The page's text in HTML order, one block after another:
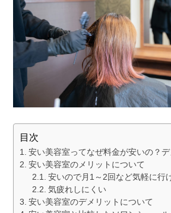
目次
安い美容室ってなぜ料金が安いの？
安い美容室のメリットについて
安いので月1～2回など気軽に行
気疲れしにくい
安い美容室のデメリットについて